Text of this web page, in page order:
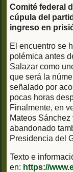
Comité federal
cúpula del
ingreso en
El encuentro se
polémica antes
Salazar como
que será la
señalado por
pocas horas
Finalmente, en
Mateos
abandonado
Presidencia del
Texto e
en: https://